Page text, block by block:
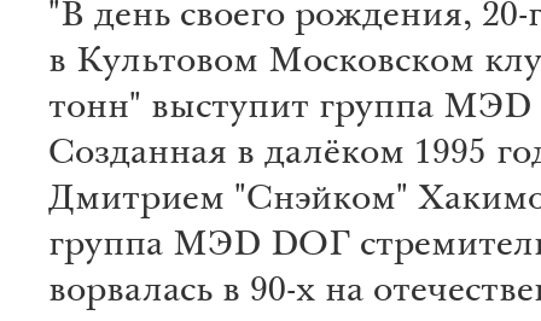
"В день своего рождения, 20-
в Культовом Московском
тонн" выступит группа
Созданная в далёком 1995
Дмитрием "Снэйком"
группа МЭD DОГ
ворвалась в 90-х на